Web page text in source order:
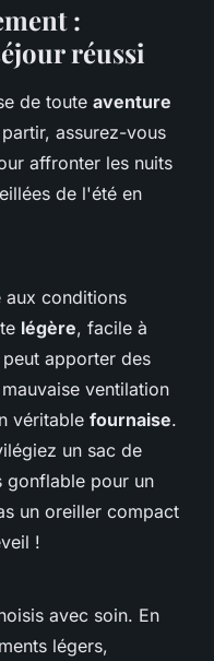
:
réussi
de toute aventure
assurez-vous
affronter les nuits
de l'été en
aux conditions
légère, facile à
apporter des
ventilation
véritable fournaise.
un sac de
gonflable pour un
un oreiller compact
!
avec soin. En
légers,